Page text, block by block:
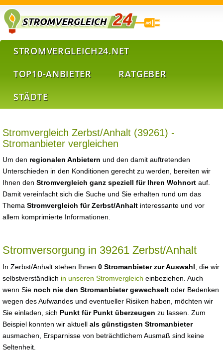
STROMVERGLEICH24.NET
TOP10-ANBIETER
RATGEBER
STÄDTE
Stromvergleich Zerbst/Anhalt (39261) -
Stromanbieter vergleichen
Um den regionalen Anbietern und den damit auftretenden
Unterschieden in den Konditionen gerecht zu werden, bereiten wir
Ihnen den Stromvergleich ganz speziell für Ihren Wohnort auf.
Damit vereinfacht sich die Suche und Sie erhalten rund um das
Thema Stromvergleich für Zerbst/Anhalt interessante und vor
allem komprimierte Informationen.
Stromversorgung in 39261 Zerbst/Anhalt
In Zerbst/Anhalt stehen Ihnen 0 Stromanbieter zur Auswahl , die wir
selbstverständlich in unseren Stromvergleich einbeziehen. Auch
wenn Sie noch nie den Stromanbieter gewechselt oder Bedenken
wegen des Aufwandes und eventueller Risiken haben, möchten wir
Sie einladen, sich Punkt für Punkt überzeugen zu lassen. Zum
Beispiel konnten wir aktuell als günstigsten Stromanbieter
ausmachen, Ersparnisse von beträchtlichem Ausmaß sind keine
Seltenheit.